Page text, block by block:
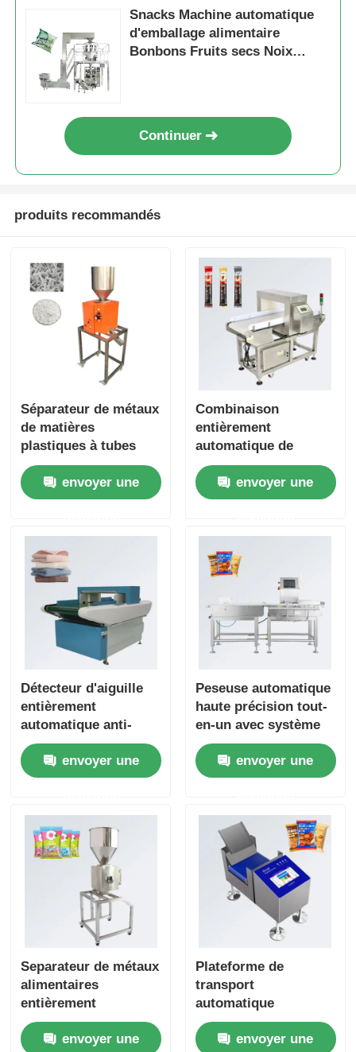
Snacks Machine automatique
d'emballage alimentaire
Bonbons Fruits secs Noix
Continuer
produits recommandés
Séparateur de métaux
de matières
plastiques à tubes
multifonctionnels
pour la séparation
des granulés de
métaux alimentaires
envoyer une
Combinaison
entièrement
automatique de
peseuse-trieuse et
détecteur de métaux
pour aliments, pour
biscuits et gâteaux
envoyer une
Détecteur d'aiguille
entièrement
automatique anti-
interférences pour
vêtements en cuir,
textiles et jouets
envoyer une
Peseuse automatique
haute précision tout-
en-un avec système
de rejet - Contrôle
pondéral industriel à
bande pour aliments
envoyer une
Separateur de métaux
alimentaires
entièrement
automatique
Separateur de
envoyer une
Plateforme de
transport
automatique
professionnelle à
bande de transport de
envoyer une